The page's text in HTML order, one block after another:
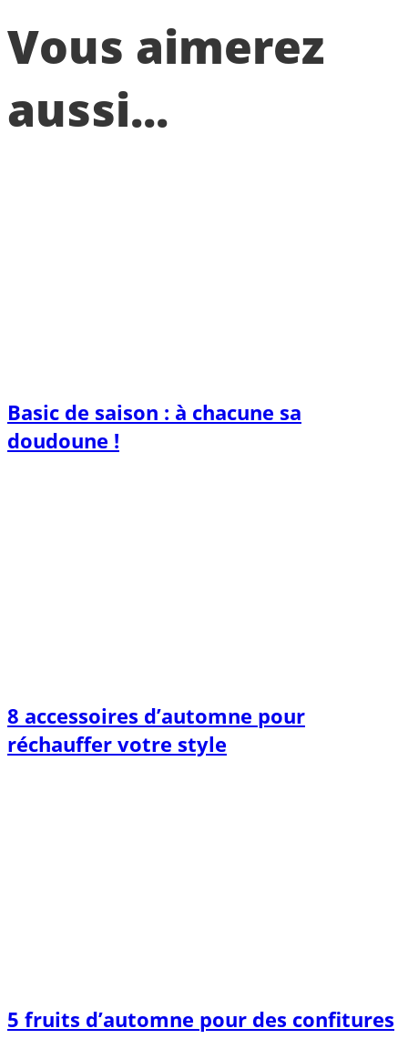
Vous aimerez
aussi...
Basic de saison : à chacune sa
doudoune !
8 accessoires d’automne pour
réchauffer votre style
5 fruits d’automne pour des confitures